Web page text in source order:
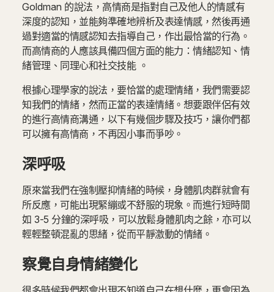
Goldman 的說法，高情商是指對自己及他人的情感有
深度的認知，並能夠準確地辨析及表達情感，然後再通
過對適當的情感認知去指導自己，作出最恰當的行為。
而高情商的人應該具備四個方面的能力：情緒認知、情
緒管理、同理心和社交技能 。
根據心理學家的說法，要恰當的處理情緒，我們需要認
知我們的情緒，然而正當的表達情緒。想要跟伴侶有效
的進行高情商溝通，以下有幾個步驟及技巧，讓你們都
可以擁有高情商，不再因小事而爭吵。
深呼吸
原來當我們在強制壓抑情緒的時候，身體肌肉群就會有
所反應，可能出現緊繃或不舒服的現象。而進行短時間
如 3-5 分鐘的深呼吸，可以放鬆身體肌肉之餘，亦可以
輕輕整頓混亂的思緒，從而平靜激動的情緒。
察覺自身情緒變化